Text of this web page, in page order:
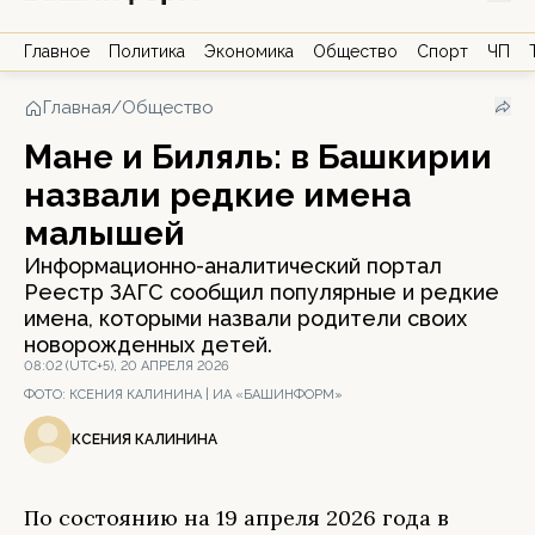
Главное Политика Экономика Общество Спорт ЧП
Главная/Общество
Мане и Биляль: в Башкирии
назвали редкие имена
малышей
Информационно-аналитический портал
Реестр ЗАГС сообщил популярные и редкие
имена, которыми назвали родители своих
новорожденных детей.
08:02 (UTC+5), 20 АПРЕЛЯ 2026
ФОТО: КСЕНИЯ КАЛИНИНА | ИА «БАШИНФОРМ»
КСЕНИЯ КАЛИНИНА
По состоянию на 19 апреля 2026 года в